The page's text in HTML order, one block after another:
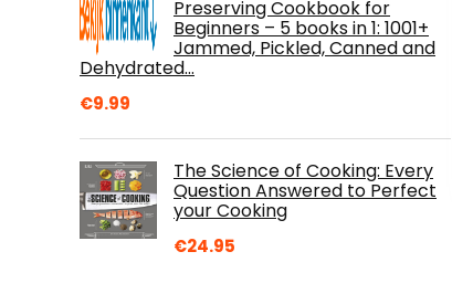
Preserving Cookbook for
Beginners – 5 books in 1: 1001+
Jammed, Pickled, Canned and
Dehydrated…
€9.99
The Science of Cooking: Every
Question Answered to Perfect
your Cooking
€24.95